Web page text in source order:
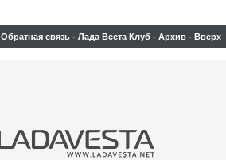
Обратная связь - Лада Веста Клуб - Архив - Вверх